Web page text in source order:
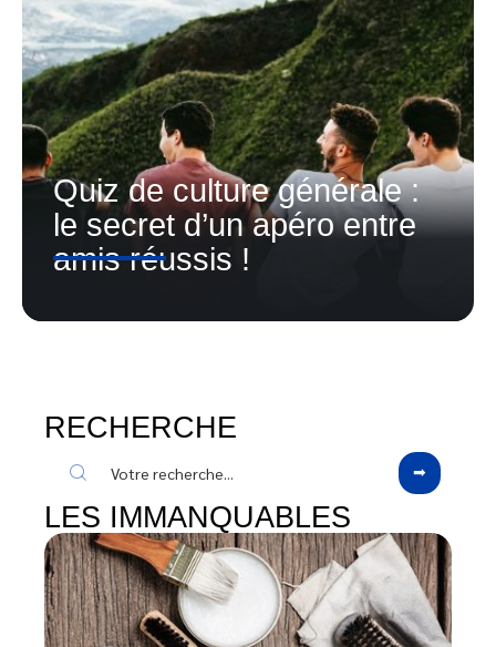
Quiz de culture générale :
le secret d’un apéro entre
amis réussis !
RECHERCHE
LES IMMANQUABLES